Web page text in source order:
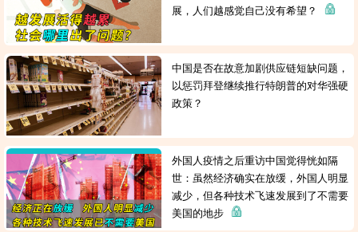
展，人们越感觉自己没有希望？
中国是否在故意加剧供应链短缺问题，
以惩罚拜登继续推行特朗普的对华强硬
政策？
外国人疫情之后重访中国觉得恍如隔
世：虽然经济确实在放缓，外国人明显
减少，但各种技术飞速发展到了不需要
美国的地步